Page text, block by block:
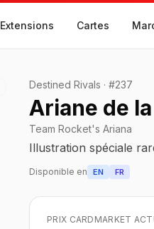
Extensions Cartes
Destined Rivals · #237
Ariane de
Team Rocket's Ariana
Illustration spéciale
Disponible en EN FR
PRIX CARDMARKET